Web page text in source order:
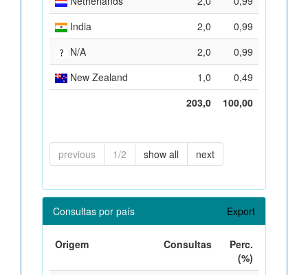
India
2,0
0,99
N/A
2,0
0,99
New Zealand
1,0
0,49
203,0
100,00
previous 1/2 show all next
Consultas por país Export
Origem Consultas
Perc.
(%)